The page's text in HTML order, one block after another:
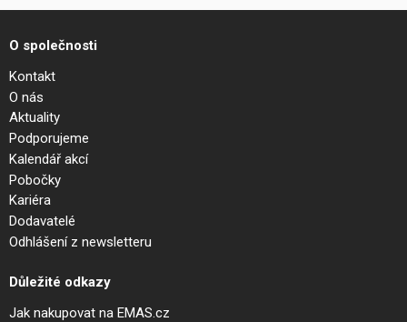
O společnosti
Kontakt
O nás
Aktuality
Podporujeme
Kalendář akcí
Pobočky
Kariéra
Dodavatelé
Odhlášení z newsletteru
Důležité odkazy
Jak nakupovat na EMAS.cz